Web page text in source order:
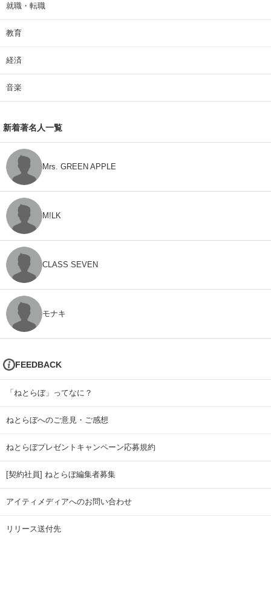
就職・転職
教育
経済
音楽
新着著名人一覧
Mrs. GREEN APPLE
M!LK
CLASS SEVEN
モナキ
FEEDBACK
「ねとらぼ」ってなに？
ねとらぼへのご意見・ご感想
ねとらぼプレゼントキャンペーン応募規約
[契約社員] ねとらぼ編集者募集
アイティメディアへのお問い合わせ
リリース送付先